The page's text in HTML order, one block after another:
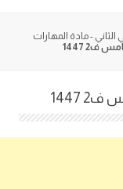
-مادة المهارات
ف2 1447
1447